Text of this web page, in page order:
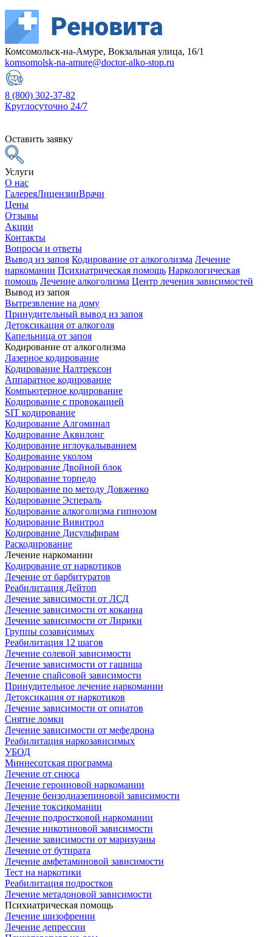
Комсомольск-на-Амуре, Вокзальная улица, 16/1
komsomolsk-na-amure@doctor-alko-stop.ru
8 (800) 302-37-82
Круглосуточно 24/7
Оставить заявку
Услуги
О нас
ГалереяЛицензииВрачи
Цены
Отзывы
Акции
Контакты
Вопросы и ответы
Вывод из запоя Кодирование от алкоголизма Лечение
наркомании Психиатрическая помощь Наркологическая
помощь Лечение алкоголизма Центр лечения зависимостей
Вывод из запоя
Вытрезвление на дому
Принудительный вывод из запоя
Детоксикация от алкоголя
Капельница от запоя
Кодирование от алкоголизма
Лазерное кодирование
Кодирование Налтрексон
Аппаратное кодирование
Компьютерное кодирование
Кодирование с провокацией
SIT кодирование
Кодирование Алгоминал
Кодирование Аквилонг
Кодирование иглоукалыванием
Кодирование уколом
Кодирование Двойной блок
Кодирование торпедо
Кодирование по методу Довженко
Кодирование Эспераль
Кодирование алкоголизма гипнозом
Кодирование Вивитрол
Кодирование Дисульфирам
Раскодирование
Лечение наркомании
Кодирование от наркотиков
Лечение от барбитуратов
Реабилитация Дейтоп
Лечение зависимости от ЛСД
Лечение зависимости от кокаина
Лечение зависимости от Лирики
Группы созависимых
Реабилитация 12 шагов
Лечение солевой зависимости
Лечение зависимости от гашиша
Лечение спайсовой зависимости
Принудительное лечение наркомании
Детоксикация от наркотиков
Лечение зависимости от опиатов
Снятие ломки
Лечение зависимости от мефедрона
Реабилитация наркозависимых
УБОД
Миннесотская программа
Лечение от снюса
Лечение героиновой наркомании
Лечение бензодиазепиновой зависимости
Лечение токсикомании
Лечение подростковой наркомании
Лечение никотиновой зависимости
Лечение зависимости от марихуаны
Лечение от бутирата
Лечение амфетаминовой зависимости
Тест на наркотики
Реабилитация подростков
Лечение метадоновой зависимости
Психиатрическая помощь
Лечение шизофрении
Лечение депрессии